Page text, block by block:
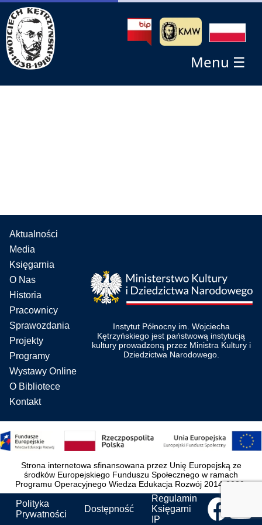
Menu ☰
Aktualności
Media
Księgarnia
O Nas
Historia
Pracownicy
Sprawozdania
Projekty
Programy
Wystawy Online
O Bibliotece
Kontakt
Instytut Północny im. Wojciecha
Kętrzyńskiego jest państwową instytucją
kultury prowadzoną przez Ministra Kultury i
Dziedzictwa Narodowego.
Strona internetowa sfinansowana przez Unię Europejską ze
środków Europejskiego Funduszu Społecznego w ramach
Programu Operacyjnego Wiedza Edukacja Rozwój 2014-2020.
Polityka
Prywatności
Dostępność
Regulamin
Księgarni
IP